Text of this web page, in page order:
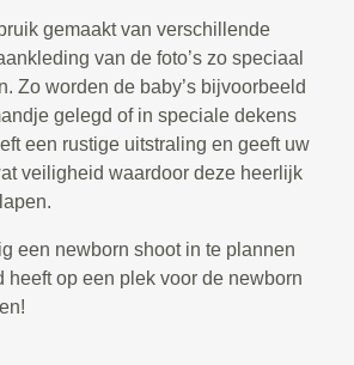
gemaakt van verschillende
van de foto’s zo speciaal
Zo worden de baby’s bijvoorbeeld
gelegd of in speciale dekens
een rustige uitstraling en geeft uw
veiligheid waardoor deze heerlijk
een newborn shoot in te plannen
heeft op een plek voor de newborn